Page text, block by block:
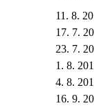
11. 8.
17. 7.
23. 7.
1. 8.
4. 8.
16. 9.